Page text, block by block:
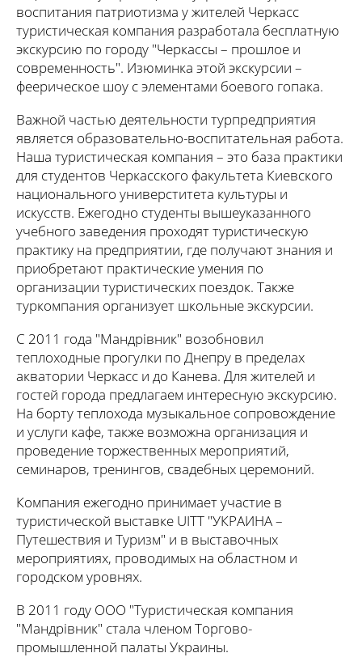
воспитания патриотизма у жителей Черкасс
туристическая компания разработала бесплатную
экскурсию по городу "Черкассы – прошлое и
современность". Изюминка этой экскурсии –
феерическое шоу с элементами боевого гопака.
Важной частью деятельности турпредприятия
является образовательно-воспитательная работа.
Наша туристическая компания – это база практики
для студентов Черкасского факультета Киевского
национального универститета культуры и
искусств. Ежегодно студенты вышеуказанного
учебного заведения проходят туристическую
практику на предприятии, где получают знания и
приобретают практические умения по
организации туристических поездок. Также
туркомпания организует школьные экскурсии.
С 2011 года "Мандрівник" возобновил
теплоходные прогулки по Днепру в пределах
акватории Черкасс и до Канева. Для жителей и
гостей города предлагаем интересную экскурсию.
На борту теплохода музыкальное сопровождение
и услуги кафе, также возможна организация и
проведение торжественных мероприятий,
семинаров, тренингов, свадебных церемоний.
Компания ежегодно принимает участие в
туристической выставке UITT "УКРАИНА –
Путешествия и Туризм" и в выставочных
мероприятиях, проводимых на областном и
городском уровнях.
В 2011 году ООО "Туристическая компания
"Мандрівник" стала членом Торгово-
промышленной палаты Украины.